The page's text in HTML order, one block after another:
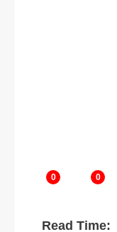
0 0
Read Time: